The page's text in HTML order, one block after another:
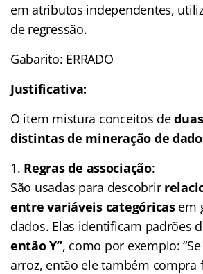
em atributos independentes,
de regressão.
Gabarito: ERRADO
Justificativa:
O item mistura conceitos de
distintas de mineração de
Regras de associação:
São usadas para descobrir
entre variáveis categóricasem
dados. Elas identificam padrões
então Y”, como por exemplo:
arroz, então ele também compra